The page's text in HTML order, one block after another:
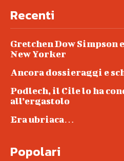
Recenti
Gretchen Dow Simpson
New Yorker
Ancora dossieraggi e
Podlech, il Cile lo ha
all’ergastolo
Era ubriaca…
Popolari